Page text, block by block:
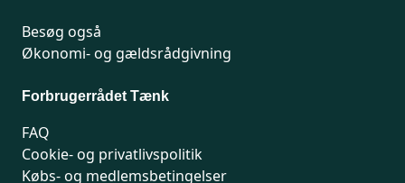
Besøg også
Økonomi- og gældsrådgivning
Forbrugerrådet Tænk
FAQ
Cookie- og privatlivspolitik
Købs- og medlemsbetingelser